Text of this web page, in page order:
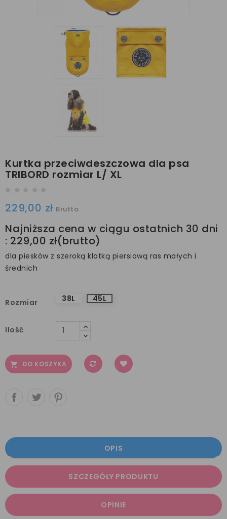
Kurtka przeciwdeszczowa dla psa
TRIBORD rozmiar L/ XL
229,00 zł
Najniższa cena w ciągu ostatnich 30 dni
: 229,00 zł
Brutto
dla piesków z szeroką klatką piersiową ras małych i
średnich
Rozmiar 38L 45L
Ilość
 DO KOSZYKA
OPIS
SZCZEGÓŁY PRODUKTU
OPINIE